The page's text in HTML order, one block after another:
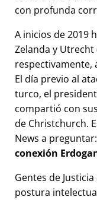
con profunda
A inicios de 2019
Zelanda y Utrecht
El día previo al
turco, el
compartió con
de Christchurch.
News a preguntar:
conexión
Gentes de
postura